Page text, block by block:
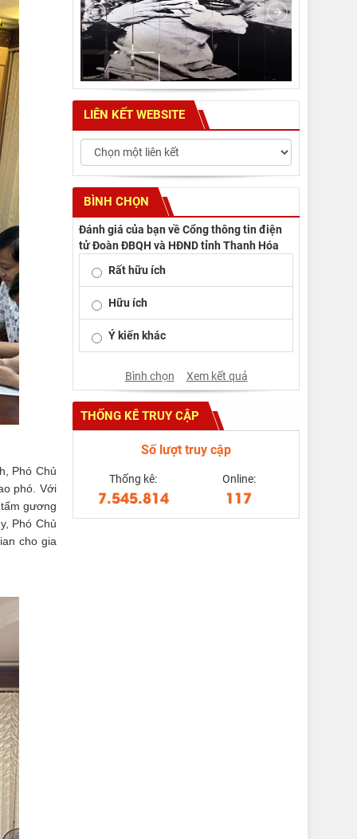
Phó Chủ
phó. Với
gương
Phó Chủ
cho gia
LIÊN KẾT WEBSITE
BÌNH CHỌN
Đánh giá của bạn về Cổng thông tin điện
tử Đoàn ĐBQH và HĐND tỉnh Thanh Hóa
Rất hữu ích
Hữu ích
Ý kiến khác
Bình chọn Xem kết quả
THỐNG KÊ TRUY CẬP
Số lượt truy cập
Thống kê:
7.545.814
Online:
117